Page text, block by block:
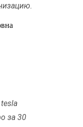
за 30